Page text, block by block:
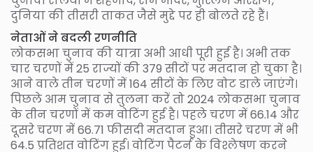
दुनिया की तीसरी ताकत जैसे मुद्दे पर ही बोलते रहे हैं।
नेताओं ने बदली रणनीति
लोकसभा चुनाव की यात्रा अभी आधी पूरी हुई है। अभी तक
चार चरणों में 25 राज्यों की 379 सीटों पर मतदान हो चुका है।
आने वाले तीन चरणों में 164 सीटों के लिए वोट डाले जाएंगे।
पिछले आम चुनाव से तुलना करें तो 2024 लोकसभा चुनाव
के तीन चरणों में कम वोटिंग हुई है। पहले चरण में 66.14 और
दूसरे चरण में 66.71 फीसदी मतदान हुआ। तीसरे चरण में भी
64.5 प्रतिशत वोटिंग हुई। वोटिंग पैटर्न के विश्लेषण करने